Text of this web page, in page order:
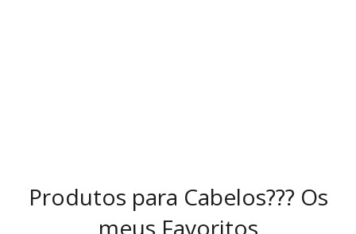
Produtos para Cabelos??? Os
meus Favoritos